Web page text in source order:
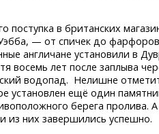
поступка в британских
— от спичек до
англичане установили в
восемь лет после заплыва
водопад. Нелишне
установлен ещё один
берега пролива.
из них завершились успешно.